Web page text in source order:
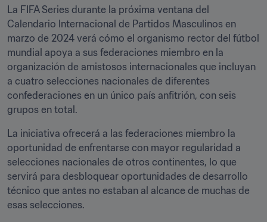
La FIFA Series durante la próxima ventana del
Calendario Internacional de Partidos Masculinos en
marzo de 2024 verá cómo el organismo rector del fútbol
mundial apoya a sus federaciones miembro en la
organización de amistosos internacionales que incluyan
a cuatro selecciones nacionales de diferentes
confederaciones en un único país anfitrión, con seis
grupos en total.
La iniciativa ofrecerá a las federaciones miembro la
oportunidad de enfrentarse con mayor regularidad a
selecciones nacionales de otros continentes, lo que
servirá para desbloquear oportunidades de desarrollo
técnico que antes no estaban al alcance de muchas de
esas selecciones.